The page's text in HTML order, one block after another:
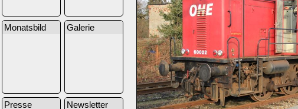
Monatsbild Galerie
Presse Newsletter